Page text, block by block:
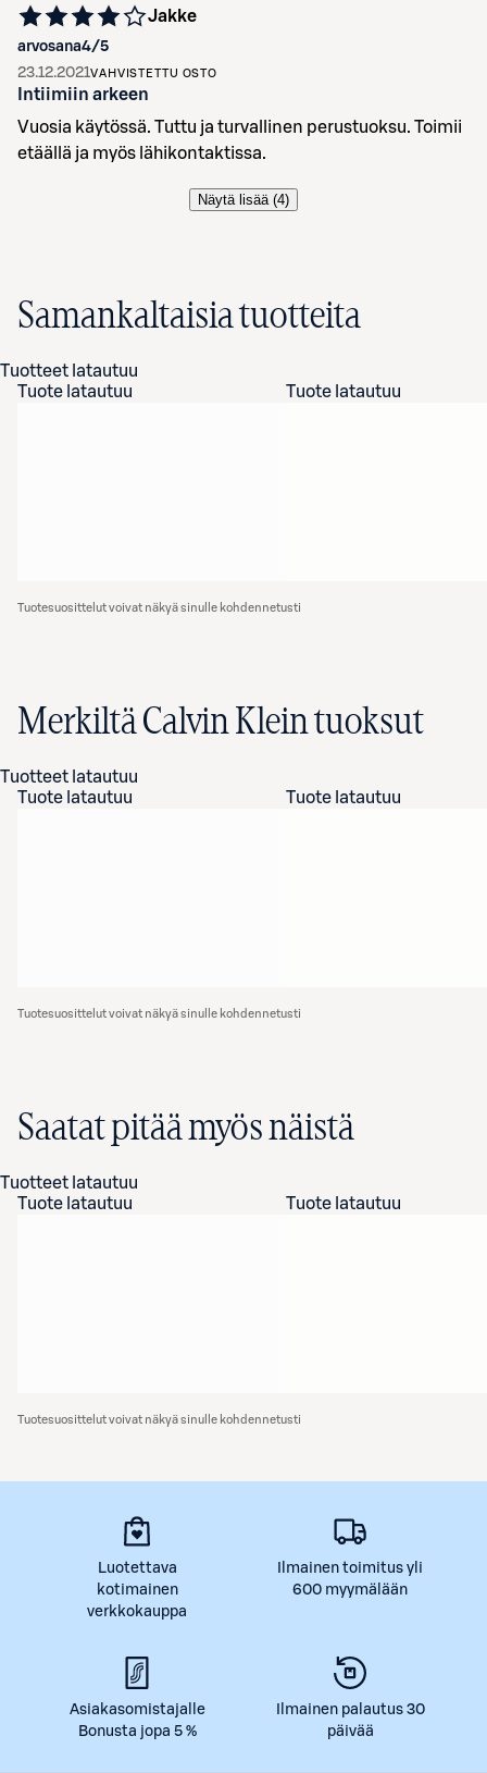
arvosana4/5
Jakke
23.12.2021VAHVISTETTU OSTO
Intiimiin arkeen
Vuosia käytössä. Tuttu ja turvallinen perustuoksu. Toimii
etäällä ja myös lähikontaktissa.
Näytä lisää (4)
Samankaltaisia tuotteita
Tuotteet latautuu
Tuote latautuu
Tuote latautuu
Tuotesuosittelut voivat näkyä sinulle kohdennetusti
Merkiltä Calvin Klein tuoksut
Tuotteet latautuu
Tuote latautuu
Tuote latautuu
Tuotesuosittelut voivat näkyä sinulle kohdennetusti
Saatat pitää myös näistä
Tuotteet latautuu
Tuote latautuu
Tuote latautuu
Tuotesuosittelut voivat näkyä sinulle kohdennetusti
Luotettava
kotimainen
verkkokauppa
Ilmainen toimitus yli
600 myymälään
Asiakasomistajalle
Bonusta jopa 5 %
Ilmainen palautus 30
päivää